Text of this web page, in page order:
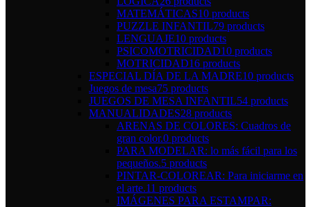
MATEMÁTICAS10 products
PUZZLE INFANTIL79 products
LENGUAJE10 products
PSICOMOTRICIDAD10 products
MOTRICIDAD16 products
ESPECIAL DÍA DE LA MADRE10 products
Juegos de mesa75 products
JUEGOS DE MESA INFANTIL54 products
MANUALIDADES28 products
ARENAS DE COLORES: Cuadros de
gran color.0 products
PARA MODELAR: lo más fácil para los
pequeños.5 products
PINTAR-COLOREAR: Para iniciarme en
el arte.11 products
IMÁGENES PARA ESTAMPAR: